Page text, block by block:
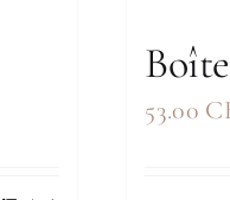
53.00